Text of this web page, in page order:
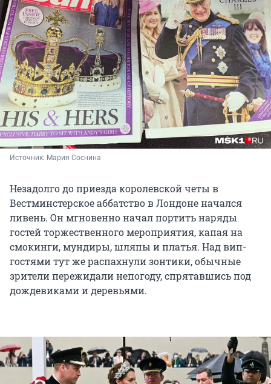
Источник: Мария Соснина
Незадолго до приезда королевской четы в
Вестминстерское аббатство в Лондоне начался
ливень. Он мгновенно начал портить наряды
гостей торжественного мероприятия, капая на
смокинги, мундиры, шляпы и платья. Над вип-
гостями тут же распахнули зонтики, обычные
зрители пережидали непогоду, спрятавшись под
дождевиками и деревьями.